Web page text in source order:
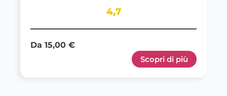
4,7
Da 15,00 €
Scopri di più